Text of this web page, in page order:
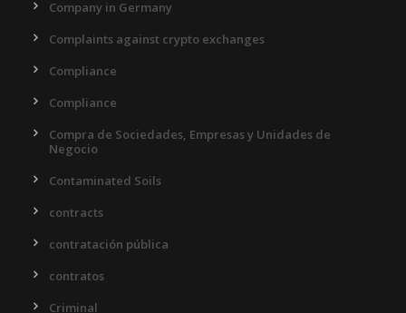
Company in Germany
Complaints against crypto exchanges
Compliance
Compliance
Compra de Sociedades, Empresas y Unidades de
Negocio
Contaminated Soils
contracts
contratación pública
contratos
Criminal